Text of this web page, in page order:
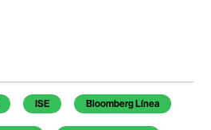
ISE Bloomberg Línea